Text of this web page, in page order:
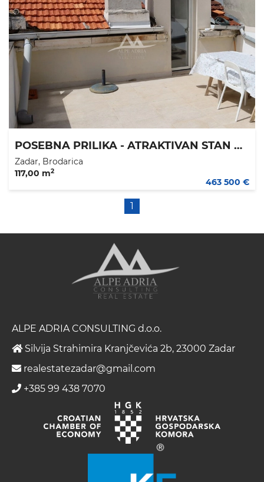
POSEBNA PRILIKA - ATRAKTIVAN STAN NA ELITNOJ LOKACIJI - 117,13 M2 - CIJENA 463.500 €
Zadar, Brodarica
117,00 m2
463 500 €
1
ALPE ADRIA CONSULTING d.o.o.
Silvija Strahimira Kranjčevića 2b, 23000 Zadar
realestatezadar@gmail.com
+385 99 438 7070